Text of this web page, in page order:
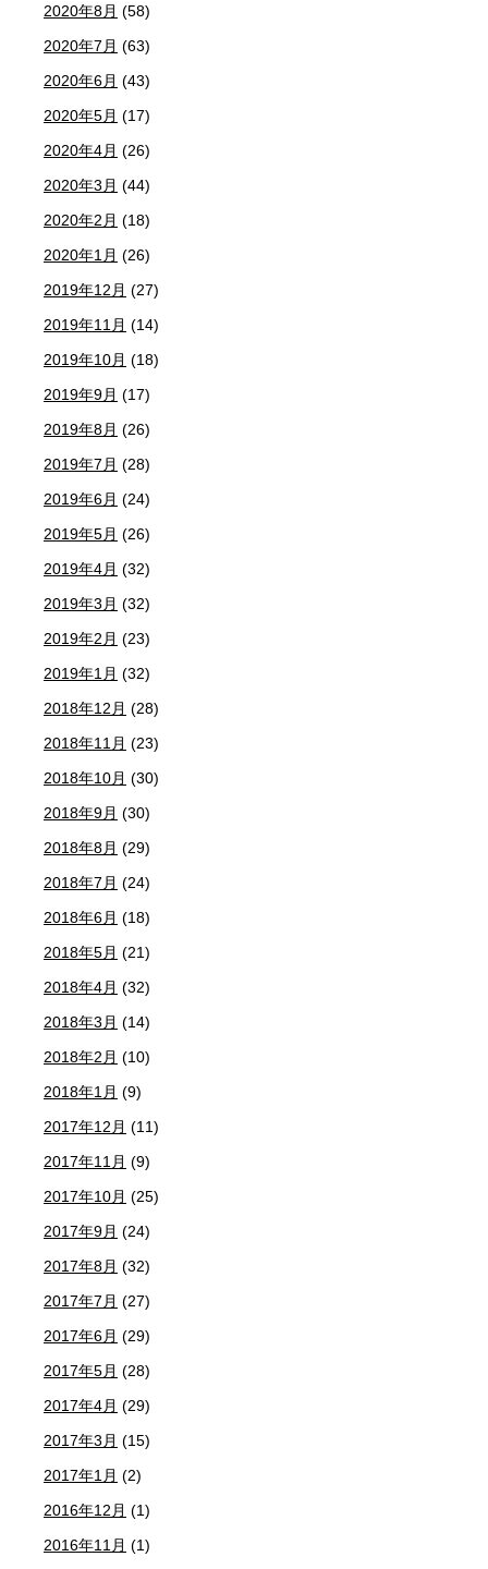
2020年8月 (58)
2020年7月 (63)
2020年6月 (43)
2020年5月 (17)
2020年4月 (26)
2020年3月 (44)
2020年2月 (18)
2020年1月 (26)
2019年12月 (27)
2019年11月 (14)
2019年10月 (18)
2019年9月 (17)
2019年8月 (26)
2019年7月 (28)
2019年6月 (24)
2019年5月 (26)
2019年4月 (32)
2019年3月 (32)
2019年2月 (23)
2019年1月 (32)
2018年12月 (28)
2018年11月 (23)
2018年10月 (30)
2018年9月 (30)
2018年8月 (29)
2018年7月 (24)
2018年6月 (18)
2018年5月 (21)
2018年4月 (32)
2018年3月 (14)
2018年2月 (10)
2018年1月 (9)
2017年12月 (11)
2017年11月 (9)
2017年10月 (25)
2017年9月 (24)
2017年8月 (32)
2017年7月 (27)
2017年6月 (29)
2017年5月 (28)
2017年4月 (29)
2017年3月 (15)
2017年1月 (2)
2016年12月 (1)
2016年11月 (1)